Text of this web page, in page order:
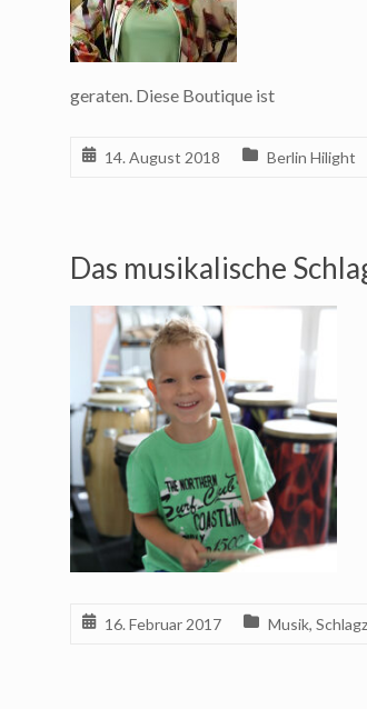
geraten. Diese Boutique ist
14. August 2018 Berlin Hilight
Das musikalische
16. Februar 2017 Musik,